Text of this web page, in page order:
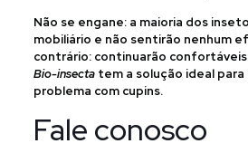
Não se engane: a maioria dos
mobiliário e não sentirão nenhum
contrário: continuarão confortáveis
Bio-insecta tem a solução ideal
problema com cupins.
Fale conosco